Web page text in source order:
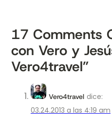
17 Comments
con Vero y
Vero4travel”
Vero4travel dice:
03.24.2013 a las 4:19 am